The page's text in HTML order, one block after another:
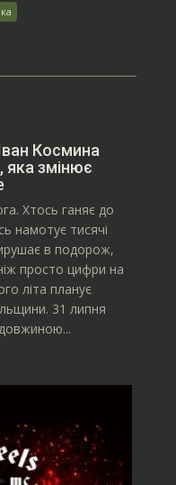
Космина
змінює
Хтось ганяє до
намотує тисячі
в подорож,
просто цифри на
літа планує
31 липня